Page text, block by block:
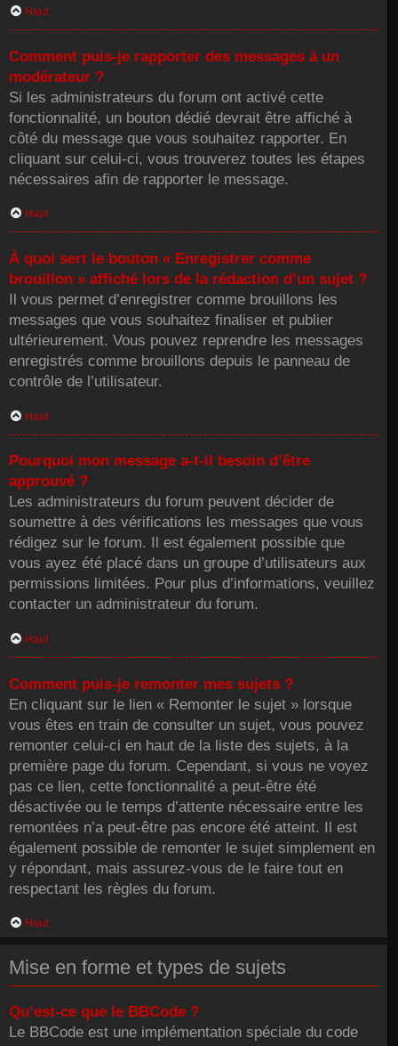
Haut
Comment puis-je rapporter des messages à un
modérateur ?
Si les administrateurs du forum ont activé cette
fonctionnalité, un bouton dédié devrait être affiché à
côté du message que vous souhaitez rapporter. En
cliquant sur celui-ci, vous trouverez toutes les étapes
nécessaires afin de rapporter le message.
Haut
À quoi sert le bouton « Enregistrer comme
brouillon » affiché lors de la rédaction d’un sujet ?
Il vous permet d’enregistrer comme brouillons les
messages que vous souhaitez finaliser et publier
ultérieurement. Vous pouvez reprendre les messages
enregistrés comme brouillons depuis le panneau de
contrôle de l’utilisateur.
Haut
Pourquoi mon message a-t-il besoin d’être
approuvé ?
Les administrateurs du forum peuvent décider de
soumettre à des vérifications les messages que vous
rédigez sur le forum. Il est également possible que
vous ayez été placé dans un groupe d’utilisateurs aux
permissions limitées. Pour plus d’informations, veuillez
contacter un administrateur du forum.
Haut
Comment puis-je remonter mes sujets ?
En cliquant sur le lien « Remonter le sujet » lorsque
vous êtes en train de consulter un sujet, vous pouvez
remonter celui-ci en haut de la liste des sujets, à la
première page du forum. Cependant, si vous ne voyez
pas ce lien, cette fonctionnalité a peut-être été
désactivée ou le temps d’attente nécessaire entre les
remontées n’a peut-être pas encore été atteint. Il est
également possible de remonter le sujet simplement en
y répondant, mais assurez-vous de le faire tout en
respectant les règles du forum.
Haut
Mise en forme et types de sujets
Qu’est-ce que le BBCode ?
Le BBCode est une implémentation spéciale du code